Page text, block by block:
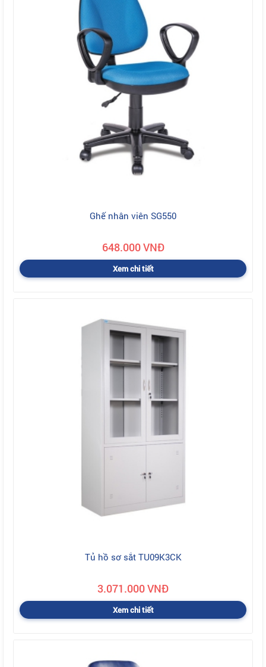
Ghế nhân viên SG550
648.000 VNĐ
Xem chi tiết
Tủ hồ sơ sắt TU09K3CK
3.071.000 VNĐ
Xem chi tiết